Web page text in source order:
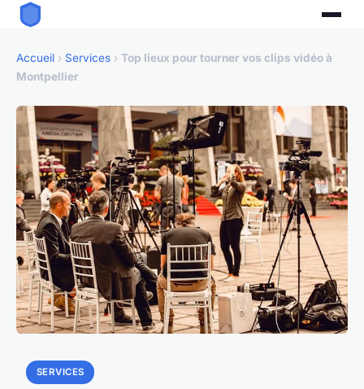
Accueil › Services › Top lieux pour tourner vos clips vidéo à
Montpellier
SERVICES